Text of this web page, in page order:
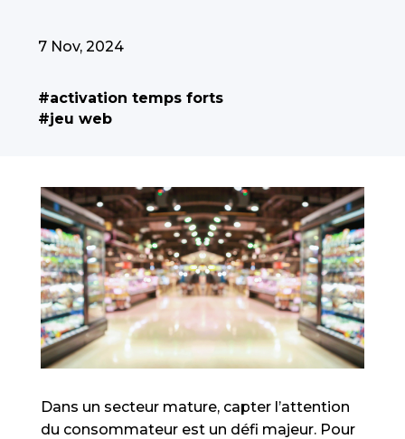
7 Nov, 2024
#activation temps forts
#jeu web
Dans un secteur mature, capter l’attention
du consommateur est un défi majeur. Pour